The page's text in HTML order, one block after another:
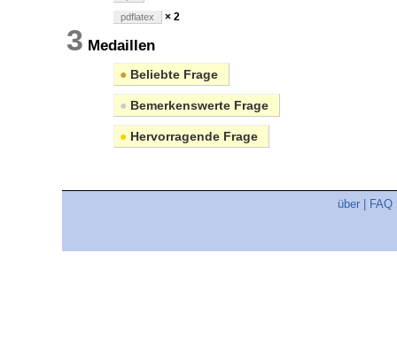
pdflatex × 2
3 Medaillen
● Beliebte Frage
● Bemerkenswerte Frage
● Hervorragende Frage
über FAQ